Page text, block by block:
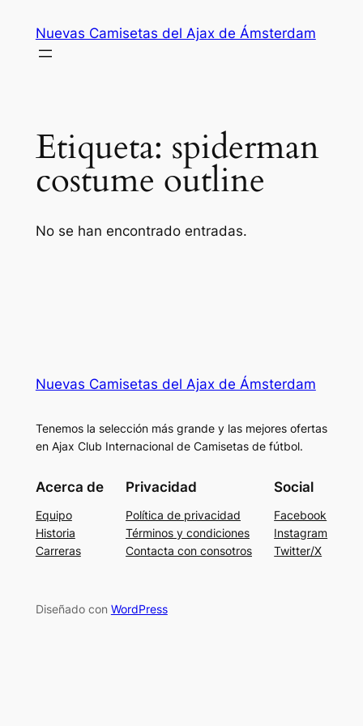
contenido
Nuevas Camisetas del Ajax de Ámsterdam
Etiqueta: spiderman
costume outline
No se han encontrado entradas.
Nuevas Camisetas del Ajax de Ámsterdam
Tenemos la selección más grande y las mejores ofertas
en Ajax Club Internacional de Camisetas de fútbol.
Acerca de
Equipo
Historia
Carreras
Privacidad
Política de privacidad
Términos y condiciones
Contacta con consotros
Social
Facebook
Instagram
Twitter/X
Diseñado con WordPress